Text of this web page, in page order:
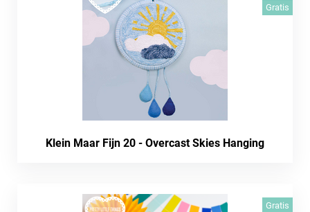
Gratis
Klein Maar Fijn 20 - Overcast Skies Hanging
Gratis